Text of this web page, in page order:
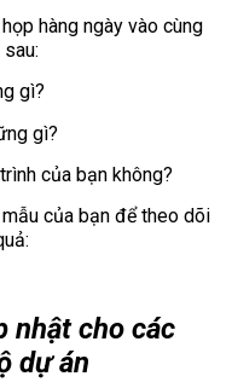
hàng ngày vào cùng
gì?
gì?
của bạn không?
của bạn để theo dõi
nhật cho các
dự án